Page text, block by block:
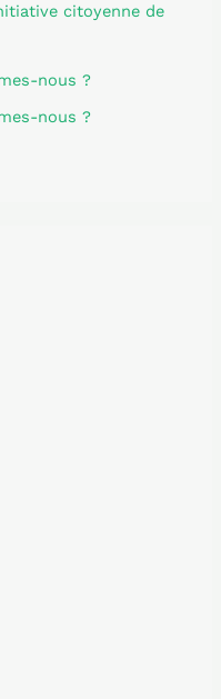
citoyenne de
nous ?
nous ?